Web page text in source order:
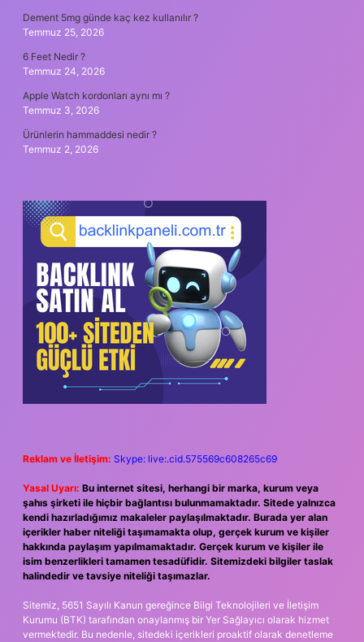
Dement 5mg günde kaç kez kullanılır ?
Temmuz 25, 2026
6 Feet Nedir ?
Temmuz 24, 2026
Apple Watch kordonları aynı mı ?
Temmuz 3, 2026
Ürünlerin hammaddesi nedir ?
Temmuz 2, 2026
Reklam ve İletişim: Skype: live:.cid.575569c608265c69
Yasal Uyarı: Bu internet sitesi, herhangi bir marka, kurum veya
şahıs şirketi ile hiçbir bağlantısı bulunmamaktadır. Sitede yalnızca
kendi hazırladığımız makaleler paylaşılmaktadır. Burada yer alan
içerikler haber niteliği taşımamakta olup, gerçek kurum ve kişiler
hakkında paylaşım yapılmamaktadır. Gerçek kurum ve kişiler ile
isim benzerlikleri tamamen tesadüfidir. Sitemizdeki bilgiler taslak
halindedir ve tavsiye niteliği taşımazlar.
Sitemiz, 5651 Sayılı Kanun gereğince Bilgi Teknolojileri ve İletişim
Kurumu (BTK) tarafından onaylanmış bir Yer Sağlayıcı olarak hizmet
vermektedir. Bu nedenle, sitedeki içerikleri proaktif olarak denetleme